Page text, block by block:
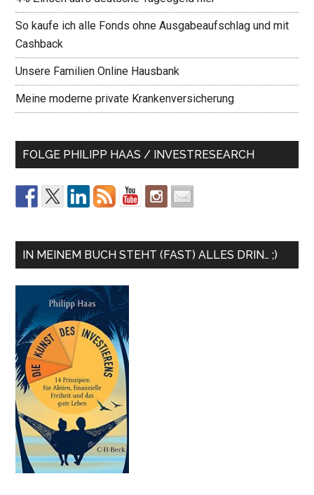
So kaufe ich alle Fonds ohne Ausgabeaufschlag und mit
Cashback
Unsere Familien Online Hausbank
Meine moderne private Krankenversicherung
FOLGE PHILIPP HAAS / INVESTRESEARCH
IN MEINEM BUCH STEHT (FAST) ALLES DRIN… ;)